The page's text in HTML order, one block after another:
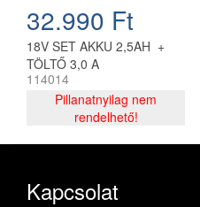
32.990 Ft
18V SET AKKU 2,5AH +
TÖLTŐ 3,0 A
114014
Pillanatnyilag nem
rendelhető!
Kapcsolat